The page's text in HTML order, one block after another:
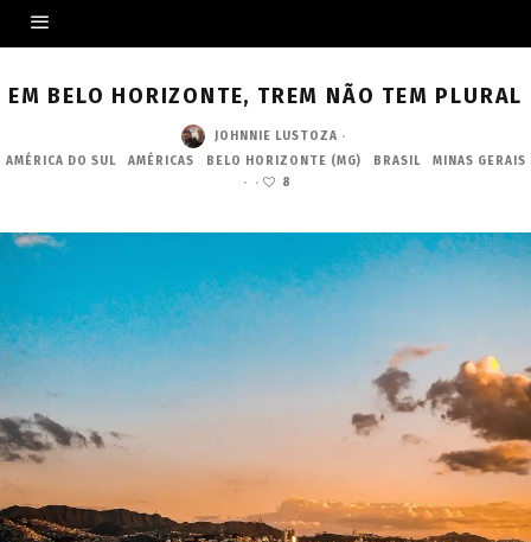
EM BELO HORIZONTE, TREM NÃO TEM PLURAL
JOHNNIE LUSTOZA ·
AMÉRICA DO SUL
AMÉRICAS BELO HORIZONTE (MG) BRASIL
MINAS GERAIS
·
· 8